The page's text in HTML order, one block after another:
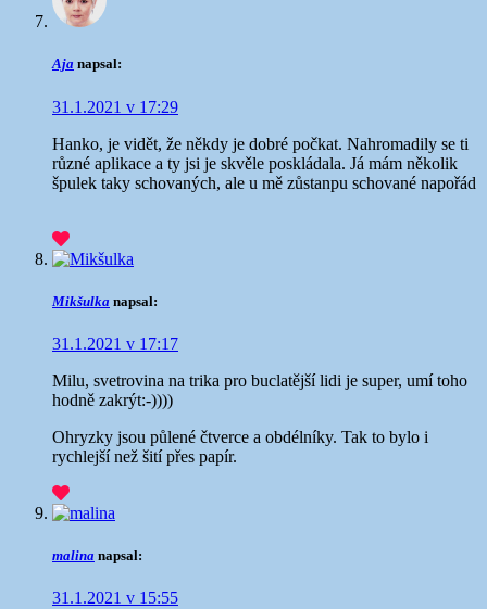
Aja napsal:
31.1.2021 v 17:29
Hanko, je vidět, že někdy je dobré počkat. Nahromadily se ti
různé aplikace a ty jsi je skvěle poskládala. Já mám několik
špulek taky schovaných, ale u mě zůstanpu schované napořád
Mikšulka napsal:
31.1.2021 v 17:17
Milu, svetrovina na trika pro buclatější lidi je super, umí toho
hodně zakrýt:-))))
Ohryzky jsou půlené čtverce a obdélníky. Tak to bylo i
rychlejší než šití přes papír.
malina napsal:
31.1.2021 v 15:55